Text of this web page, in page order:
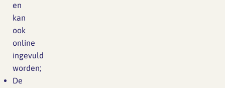
en
kan
ook
online
ingevuld
worden;
De